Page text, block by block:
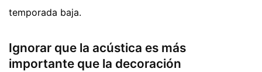
temporada baja.
Ignorar que la acústica es más
importante que la decoración